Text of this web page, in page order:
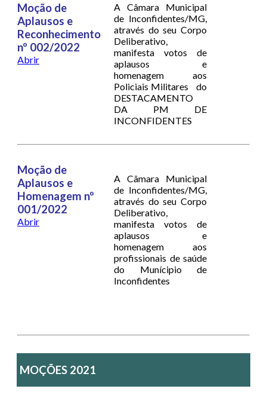
Moção de
Aplausos e
Reconhecimento
nº 002/2022
Abrir
A Câmara Municipal
de Inconfidentes/MG,
através do seu Corpo
Deliberativo,
manifesta votos de
aplausos e
homenagem aos
Policiais Militares do
DESTACAMENTO
DA PM DE
INCONFIDENTES
Moção de
Aplausos e
Homenagem nº
001/2022
Abrir
A Câmara Municipal
de Inconfidentes/MG,
através do seu Corpo
Deliberativo,
manifesta votos de
aplausos e
homenagem aos
profissionais de saúde
do Munícipio de
Inconfidentes
MOÇÕES 2021